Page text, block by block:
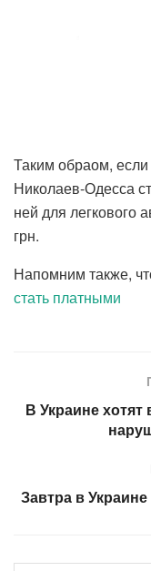
Таким обраом,
Николаев-Одесса
ней для легкового
грн.
Напомним также,
стать платными
В Украине
Завтра в